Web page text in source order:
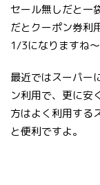
セール無しだと一
だとクーポン券利
1/3になりますね
最近ではスーパー
ン利用で、更に安
方はよく利用する
と便利ですよ。